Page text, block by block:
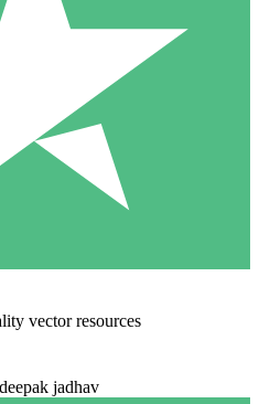
vector resources
deepak jadhav